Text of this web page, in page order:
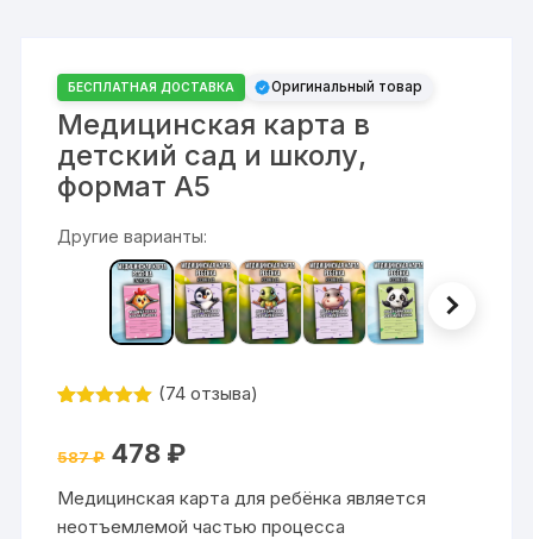
БЕСПЛАТНАЯ ДОСТАВКА Оригинальный товар
Медицинская карта в
детский сад и школу,
формат А5
Другие варианты:
на основе
пользовател
ей
(74 отзыва)
587₽ Первоначальная
цена
587 ₽.
478 ₽Текущая
Медицинская карта для ребёнка является
неотъемлемой частью процесса